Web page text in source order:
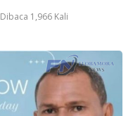
Dibaca 1,966 Kali